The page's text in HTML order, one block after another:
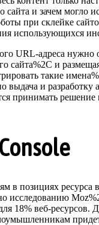
сайта и зачем могло
при склейке
использующихся
URL-адреса нужно
сайта%2C и
такие
и разработку
принимать
в позициях ресурса
исследованию
18% веб-